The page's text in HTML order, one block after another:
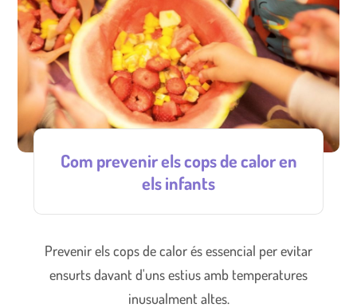
Com prevenir els cops de calor en
els infants
Prevenir els cops de calor és essencial per evitar
ensurts davant d'uns estius amb temperatures
inusualment altes.